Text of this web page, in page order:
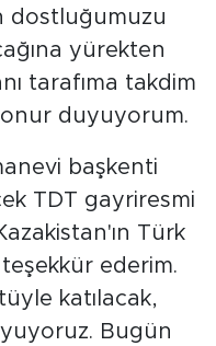
dostluğumuzu
yürekten
tarafıma takdim
duyuyorum.
başkenti
TDT gayriresmi
Türk
teşekkür ederim.
katılacak,
Bugün